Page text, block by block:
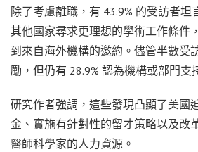
除了考慮離職，有 43.9% 的受訪者坦
其他國家尋求更理想的學術工作條件
到來自海外機構的邀約。儘管半數受
勵，但仍有 28.9% 認為機構或部門支
研究作者強調，這些發現凸顯了美國
金、實施有針對性的留才策略以及改
醫師科學家的人力資源。